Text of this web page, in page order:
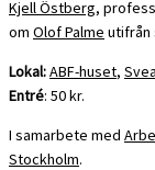
Kjell Östberg,
om Olof Palme utifrån
Lokal:ABF-huset,
Entré: 50 kr.
I samarbete med
Stockholm.